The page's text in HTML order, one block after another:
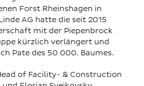
Forst Rheinshagen in
AG hatte die seit 2015
mit der Piepenbrock
kürzlich verlängert und
Pate des 50 000. Baumes.
of Facility- & Construction